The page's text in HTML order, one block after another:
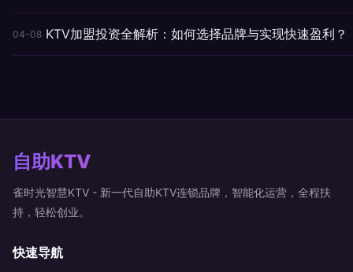
04-08 KTV加盟投资全解析：如何选择品牌与实现快速盈利？
自助KTV
雀时光智慧KTV - 新一代自助KTV连锁品牌，智能化运营，全程扶
持，轻松创业。
快速导航